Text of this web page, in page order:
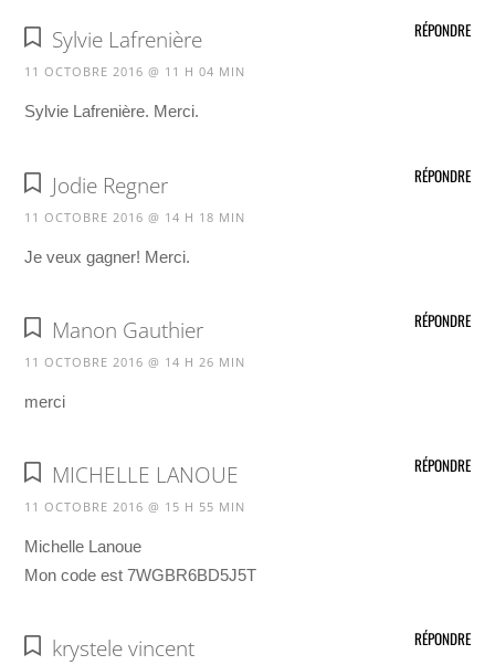
Sylvie Lafrenière
11 OCTOBRE 2016 @ 11 H 04 MIN
Sylvie Lafrenière. Merci.
RÉPONDRE
Jodie Regner
11 OCTOBRE 2016 @ 14 H 18 MIN
Je veux gagner! Merci.
RÉPONDRE
Manon Gauthier
11 OCTOBRE 2016 @ 14 H 26 MIN
merci
RÉPONDRE
MICHELLE LANOUE
11 OCTOBRE 2016 @ 15 H 55 MIN
Michelle Lanoue
Mon code est 7WGBR6BD5J5T
RÉPONDRE
krystele vincent RÉPONDRE